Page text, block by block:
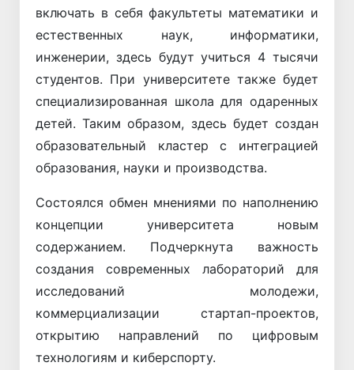
включать в себя факультеты математики и
естественных наук, информатики,
инженерии, здесь будут учиться 4 тысячи
студентов. При университете также будет
специализированная школа для одаренных
детей. Таким образом, здесь будет создан
образовательный кластер с интеграцией
образования, науки и производства.
Состоялся обмен мнениями по наполнению
концепции университета новым
содержанием. Подчеркнута важность
создания современных лабораторий для
исследований молодежи,
коммерциализации стартап-проектов,
открытию направлений по цифровым
технологиям и киберспорту.